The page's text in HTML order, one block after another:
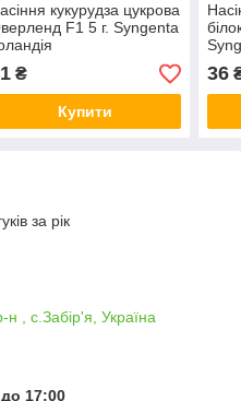
кукурудза цукрова
F1 5 г. Syngenta
₴
Купити
36
за рік
н , с.Забір'я, Україна
17:00